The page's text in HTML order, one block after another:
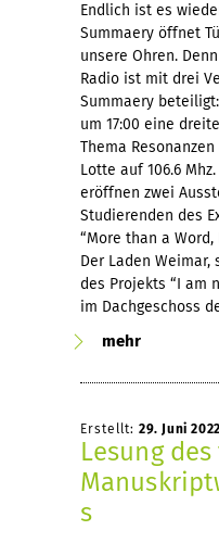
Endlich ist es
Summaery öffnet
unsere Ohren.
Radio ist mit drei
Summaery
um 17:00 eine
Thema
Lotte auf 106.6
eröffnen zwei
Studierenden des
“More than a
Der Laden
des Projekts “I am
im Dachgeschoss
mehr
Erstellt: 29. Juni 2022
Lesung
s